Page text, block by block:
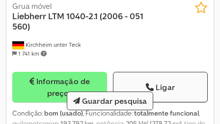
Kirchheim unter Teck
1 741 km
Grua móvel
Liebherr LTM 1040-2.1 (2006 - 051
560)
Informação de
preços
Ligar
Condição: bom (usado), Funcionalidade:totalmente funcional,
Guardar pesquisa